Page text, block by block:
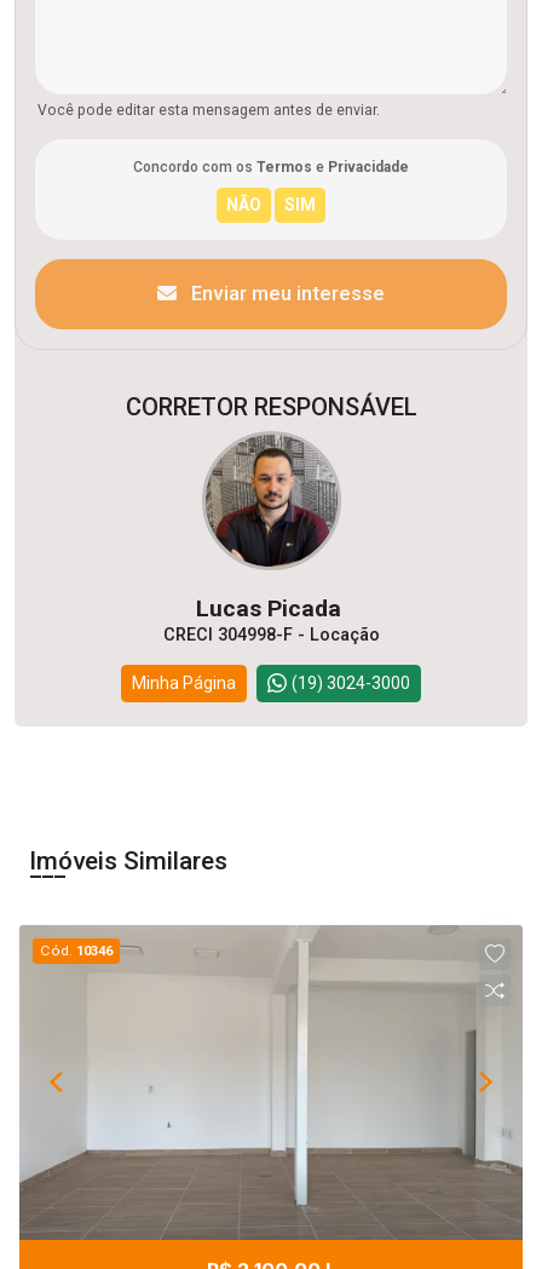
Você pode editar esta mensagem antes de enviar.
Concordo com os Termos e Privacidade
Enviar meu interesse
CORRETOR RESPONSÁVEL
Lucas Picada
CRECI 304998-F - Locação
Minha Página (19) 3024-3000
Imóveis Similares
Cód. 10346